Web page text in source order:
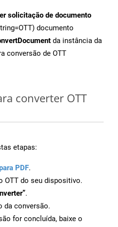
solicitação de documento
documento
da instância da
conversão de OTT
converter OTT
etapas:
PDF.
OTT do seu dispositivo.
.
da conversão.
for concluída, baixe o